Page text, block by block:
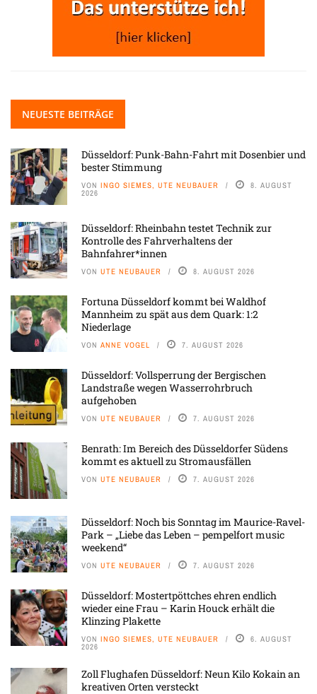
NEUESTE BEITRÄGE
Düsseldorf: Punk-Bahn-Fahrt mit Dosenbier und
bester Stimmung
VON INGO SIEMES, UTE NEUBAUER 8. AUGUST
2026
Düsseldorf: Rheinbahn testet Technik zur
Kontrolle des Fahrverhaltens der
Bahnfahrer*innen
VON UTE NEUBAUER 8. AUGUST 2026
Fortuna Düsseldorf kommt bei Waldhof
Mannheim zu spät aus dem Quark: 1:2
Niederlage
VON ANNE VOGEL 7. AUGUST 2026
Düsseldorf: Vollsperrung der Bergischen
Landstraße wegen Wasserrohrbruch
aufgehoben
VON UTE NEUBAUER 7. AUGUST 2026
Benrath: Im Bereich des Düsseldorfer Südens
kommt es aktuell zu Stromausfällen
VON UTE NEUBAUER 7. AUGUST 2026
Düsseldorf: Noch bis Sonntag im Maurice-Ravel-
Park – „Liebe das Leben – pempelfort music
weekend“
VON UTE NEUBAUER 7. AUGUST 2026
Düsseldorf: Mostertpöttches ehren endlich
wieder eine Frau – Karin Houck erhält die
Klinzing Plakette
VON INGO SIEMES, UTE NEUBAUER 6. AUGUST
2026
Zoll Flughafen Düsseldorf: Neun Kilo Kokain an
kreativen Orten versteckt